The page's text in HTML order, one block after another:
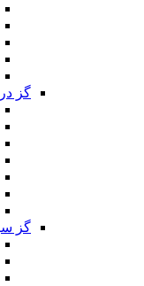
گز
گز